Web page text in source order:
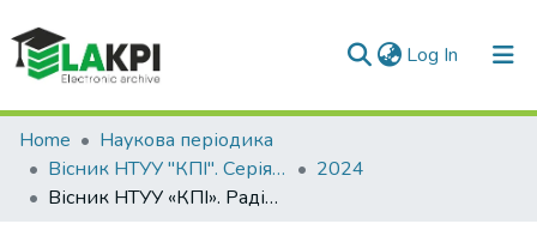
Log In (current)
Communities & Collections
All of DSpace
Home
Наукова періодика
Вісник НТУУ "КПІ". Серія Радіотехніка, Радіоапаратобудування
2024
Вісник НТУУ «КПІ». Радіотехніка, радіоапаратобудування : збірник наукових праць, Вип. 96